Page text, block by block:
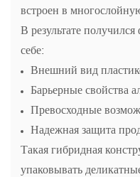
встроен в
В результате
себе:
Внешний вид
Барьерные свойства
Превосходные
Надежная защита
Такая гибридная
упаковывать